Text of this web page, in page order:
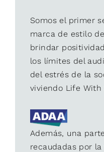
Somos el primer
marca de estilo
brindar
los límites del
del estrés de la
viviendo Life With
Además, una
recaudadas por